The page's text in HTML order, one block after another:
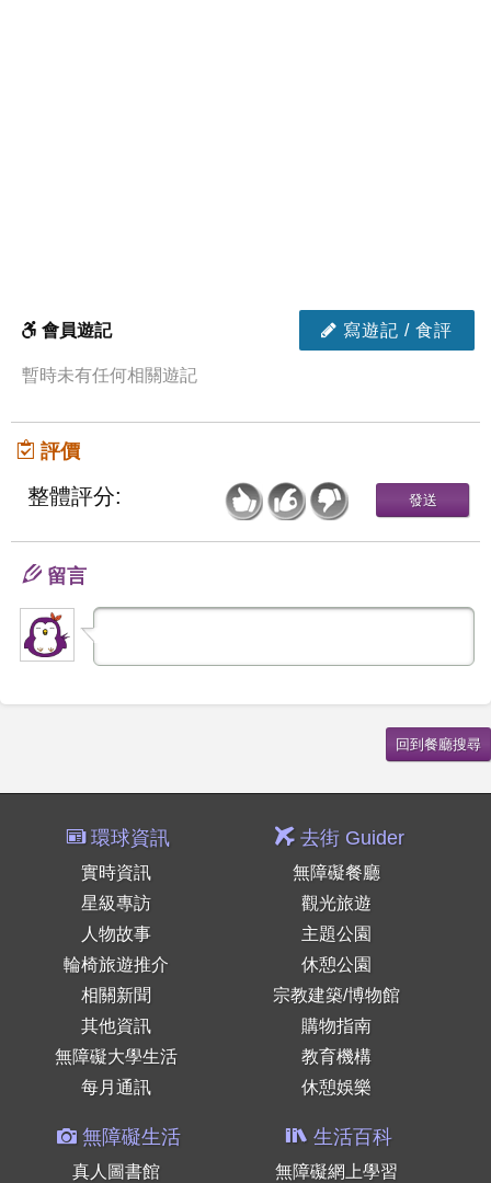
寫遊記 / 食評
會員遊記
暫時未有任何相關遊記
評價
整體評分:
留言
環球資訊
實時資訊
星級專訪
人物故事
輪椅旅遊推介
相關新聞
其他資訊
無障礙大學生活
每月通訊
去街 Guider
無障礙餐廳
觀光旅遊
主題公園
休憩公園
宗教建築/博物館
購物指南
教育機構
休憩娛樂
無障礙生活
真人圖書館
生活百科
無障礙網上學習